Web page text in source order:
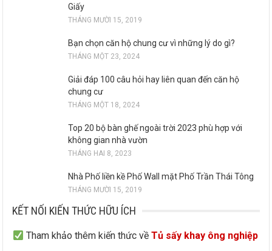
Giấy
THÁNG MƯỜI 15, 2019
Bạn chọn căn hộ chung cư vì những lý do gì?
THÁNG MỘT 23, 2024
Giải đáp 100 câu hỏi hay liên quan đến căn hộ
chung cư
THÁNG MỘT 18, 2024
Top 20 bộ bàn ghế ngoài trời 2023 phù hợp với
không gian nhà vườn
THÁNG HAI 8, 2023
Nhà Phố liền kề Phố Wall mặt Phố Trần Thái Tông
THÁNG MƯỜI 15, 2019
KẾT NỐI KIẾN THỨC HỮU ÍCH
Tham khảo thêm kiến thức về Tủ sấy khay ông nghiệp